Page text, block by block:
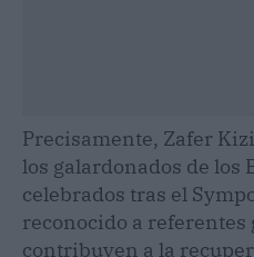
Precisamente, Zafer
los galardonados de los
celebrados tras el
reconocido a referentes
contribuyen a la